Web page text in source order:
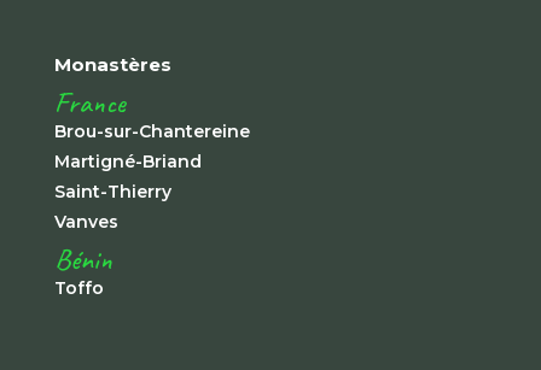
Monastères
France
Brou-sur-Chantereine
Martigné-Briand
Saint-Thierry
Vanves
Bénin
Toffo